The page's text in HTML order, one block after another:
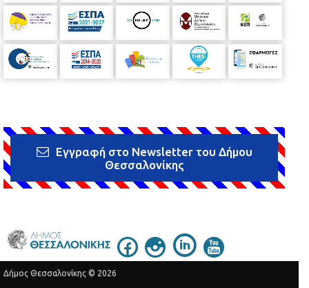
Εγγραφή στο Newsletter του Δήμου
Θεσσαλονίκης
Δήμος Θεσσαλονίκης © 2026